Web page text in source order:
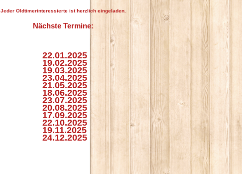
Jeder Oldtimerinteressierte ist herzlich eingeladen.
Nächste Termine:
22.01.2025
19.02.2025
19.03.2025
23.04.2025
21.05.2025
18.06.2025
23.07.2025
20.08.2025
17.09.2025
22.10.2025
19.11.2025
24.12.2025